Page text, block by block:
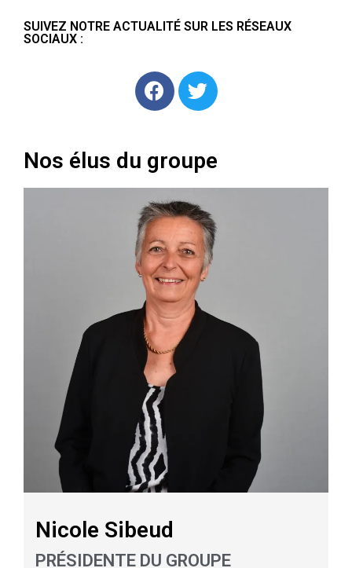
SUIVEZ NOTRE ACTUALITÉ SUR LES RÉSEAUX
SOCIAUX :
Nos élus du groupe
Nicole Sibeud
PRÉSIDENTE DU GROUPE